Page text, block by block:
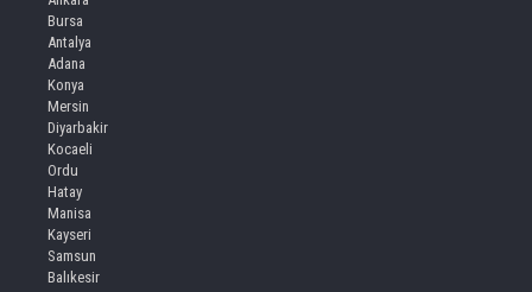
Bursa
Antalya
Adana
Konya
Mersin
Diyarbakir
Kocaeli
Ordu
Hatay
Manisa
Kayseri
Samsun
Balıkesir